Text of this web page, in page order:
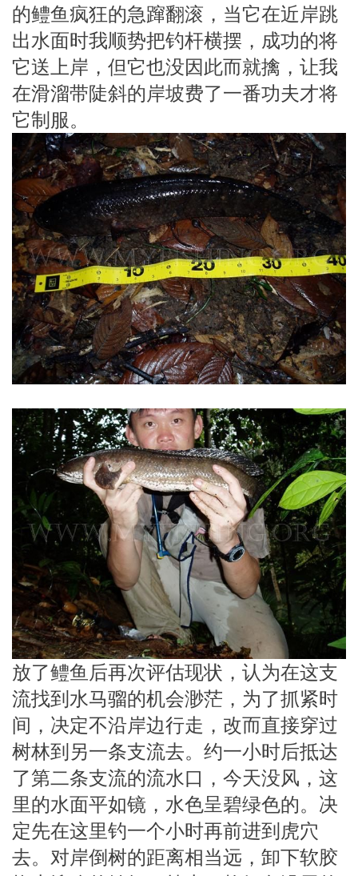
的鳢鱼疯狂的急蹿翻滚，当它在近岸跳
出水面时我顺势把钓杆横摆，成功的将
它送上岸，但它也没因此而就擒，让我
在滑溜带陡斜的岸坡费了一番功夫才将
它制服。
放了鳢鱼后再次评估现状，认为在这支
流找到水马骝的机会渺茫，为了抓紧时
间，决定不沿岸边行走，改而直接穿过
树林到另一条支流去。约一小时后抵达
了第二条支流的流水口，今天没风，这
里的水面平如镜，水色呈碧绿色的。决
定先在这里钓一个小时再前进到虎穴
去。对岸倒树的距离相当远，卸下软胶